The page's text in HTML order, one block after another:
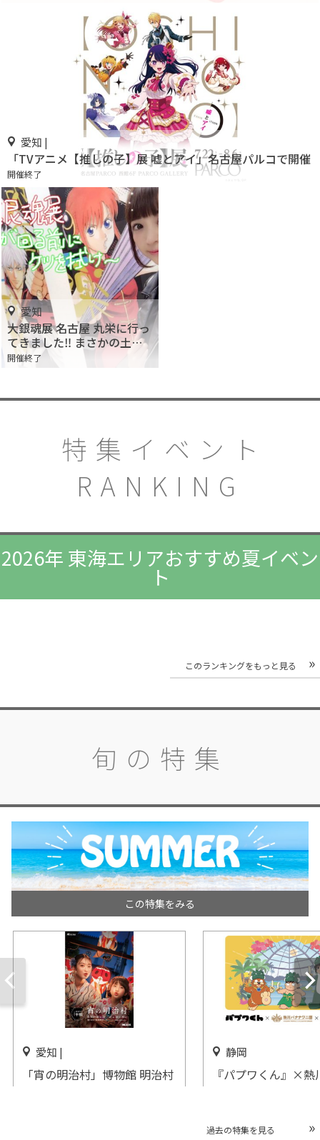
愛知 |
「TVアニメ【推しの子】展 嘘とアイ」名古屋パルコで開催
開催終了
愛知
大銀魂展 名古屋 丸栄に行っ
てきました‼︎ まさかの土下
座でお出迎え♪
開催終了
特集イベント
RANKING
2026年 東海エリアおすすめ夏イベン
ト
このランキングをもっと見る
旬の特集
この特集をみる
愛知 |
「宵の明治村」博物館 明治村
静岡
『パプワくん』×熱
開催中
過去の特集を見る